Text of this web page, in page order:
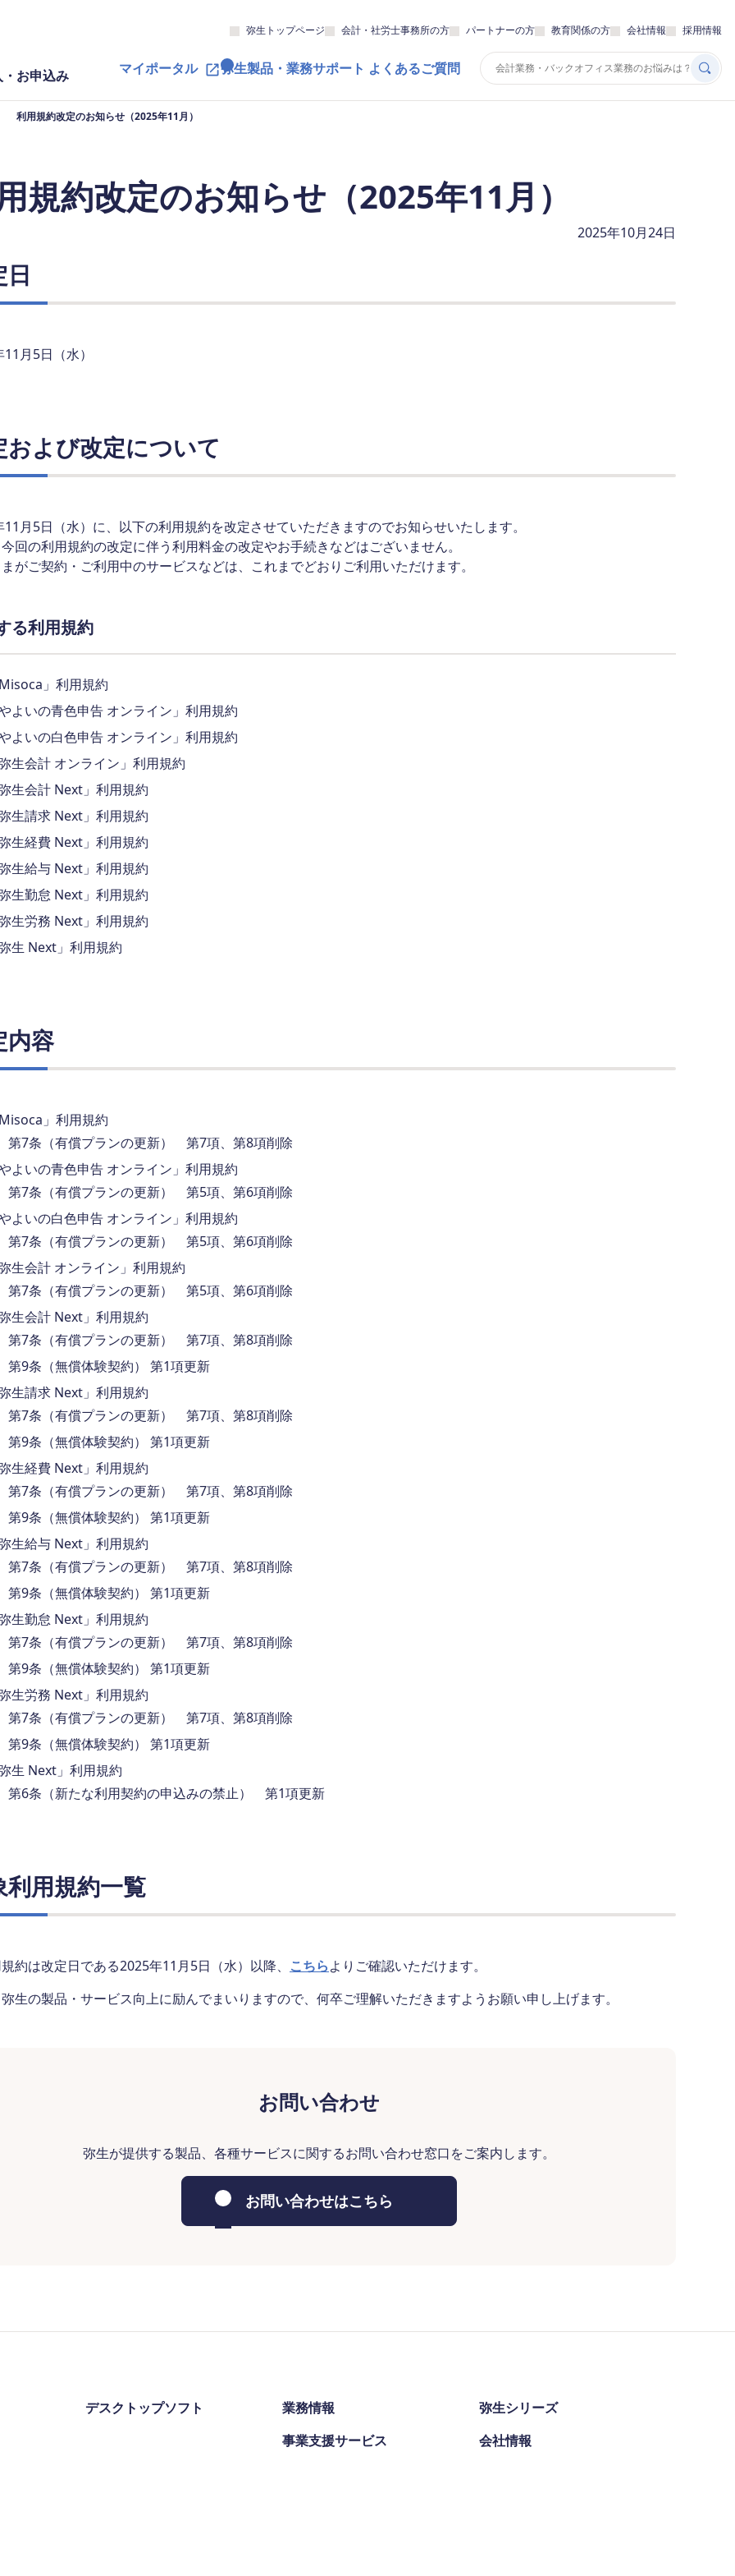
弥生トップページ 会計・社労士事務所の方 パートナーの方 教育関係の方 会社情報 採用情報
・お申込み マイポータル 弥生製品・業務サポート よくあるご質問
利用規約改定のお知らせ（2025年11月）
規約改定のお知らせ（2025年11月）
2025年10月24日
日
月5日（水）
および改定について
11月5日（水）に、以下の利用規約を改定させていただきますのでお知らせいたします。
回の利用規約の改定に伴う利用料金の改定やお手続きなどはございません。
がご契約・ご利用中のサービスなどは、これまでどおりご利用いただけます。
る利用規約
Misoca」利用規約
やよいの青色申告 オンライン」利用規約
やよいの白色申告 オンライン」利用規約
弥生会計 オンライン」利用規約
弥生会計 Next」利用規約
弥生請求 Next」利用規約
弥生経費 Next」利用規約
弥生給与 Next」利用規約
弥生勤怠 Next」利用規約
弥生労務 Next」利用規約
弥生 Next」利用規約
内容
Misoca」利用規約
第7条（有償プランの更新） 第7項、第8項削除
やよいの青色申告 オンライン」利用規約
第7条（有償プランの更新） 第5項、第6項削除
やよいの白色申告 オンライン」利用規約
第7条（有償プランの更新） 第5項、第6項削除
弥生会計 オンライン」利用規約
第7条（有償プランの更新） 第5項、第6項削除
弥生会計 Next」利用規約
第7条（有償プランの更新） 第7項、第8項削除
第9条（無償体験契約） 第1項更新
弥生請求 Next」利用規約
第7条（有償プランの更新） 第7項、第8項削除
第9条（無償体験契約） 第1項更新
弥生経費 Next」利用規約
第7条（有償プランの更新） 第7項、第8項削除
第9条（無償体験契約） 第1項更新
弥生給与 Next」利用規約
第7条（有償プランの更新） 第7項、第8項削除
第9条（無償体験契約） 第1項更新
弥生勤怠 Next」利用規約
第7条（有償プランの更新） 第7項、第8項削除
第9条（無償体験契約） 第1項更新
弥生労務 Next」利用規約
第7条（有償プランの更新） 第7項、第8項削除
第9条（無償体験契約） 第1項更新
弥生 Next」利用規約
第6条（新たな利用契約の申込みの禁止） 第1項更新
利用規約一覧
約は改定日である2025年11月5日（水）以降、 こちらよりご確認いただけます。
生の製品・サービス向上に励んでまいりますので、何卒ご理解いただきますようお願い申し上げます。
お問い合わせ
弥生が提供する製品、各種サービスに関するお問い合わせ窓口をご案内します。
お問い合わせはこちら
デスクトップソフト
業務情報
事業支援サービス
弥生シリーズ
会社情報